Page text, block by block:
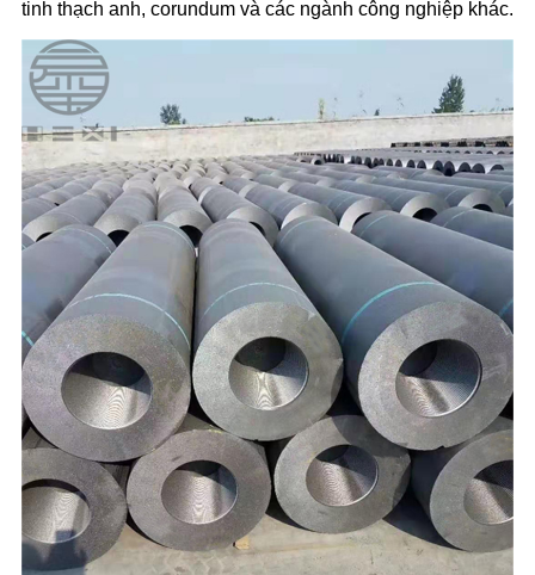
tinh thạch anh, corundum và các ngành công nghiệp khác.